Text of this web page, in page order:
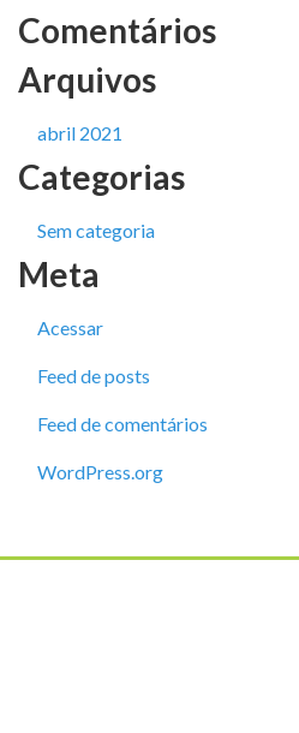
Comentários
Arquivos
abril 2021
Categorias
Sem categoria
Meta
Acessar
Feed de posts
Feed de comentários
WordPress.org